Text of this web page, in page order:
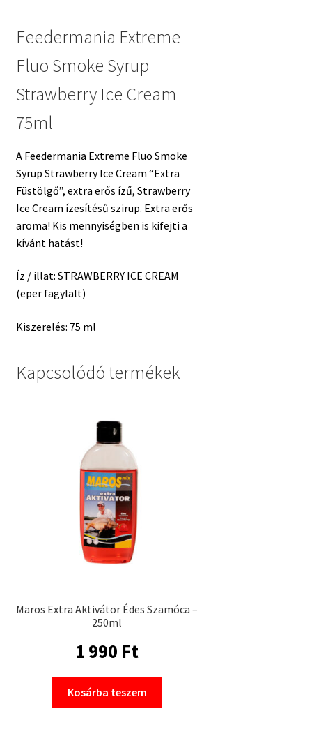
Feedermania Extreme
Fluo Smoke Syrup
Strawberry Ice Cream
75ml
A Feedermania Extreme Fluo Smoke
Syrup Strawberry Ice Cream “Extra
Füstölgő”, extra erős ízű, Strawberry
Ice Cream ízesítésű szirup. Extra erős
aroma! Kis mennyiségben is kifejti a
kívánt hatást!
Íz / illat: STRAWBERRY ICE CREAM
(eper fagylalt)
Kiszerelés: 75 ml
Kapcsolódó termékek
Maros Extra Aktivátor Édes Szamóca –
250ml
1 990 Ft
Kosárba teszem